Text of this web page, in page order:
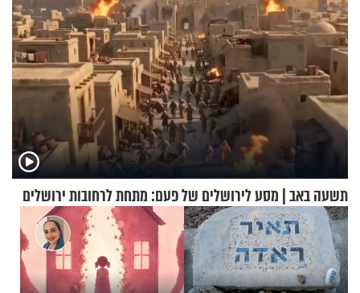
תשעה באב | מסע לירושלים של פעם: מתחת לרחובות ירושלים